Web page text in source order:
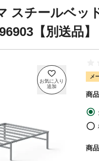
スチールベッ
【別送品】
メ
商
商